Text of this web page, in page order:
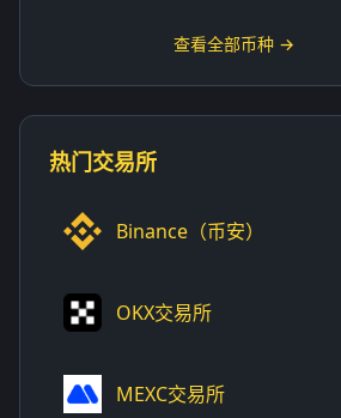
查看全部币种 →
热门交易所
Binance（币安）
OKX交易所
MEXC交易所